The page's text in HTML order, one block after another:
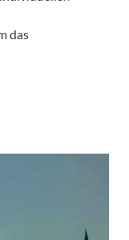
das